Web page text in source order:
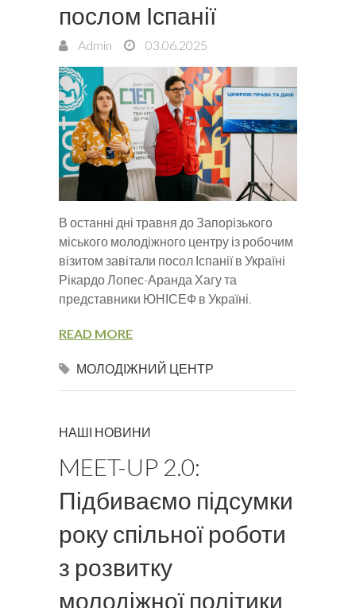
послом Іспанії
Admin 03.06.2025
В останні дні травня до Запорізького
міського молодіжного центру із робочим
візитом завітали посол Іспанії в Україні
Рікардо Лопес-Аранда Хагу та
представники ЮНІСЕФ в Україні.
READ MORE
МОЛОДІЖНИЙ ЦЕНТР
НАШІ НОВИНИ
MEET-UP 2.0:
Підбиваємо підсумки
року спільної роботи
з розвитку
молодіжної політики